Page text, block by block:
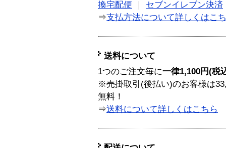
換宅配便
セブンイレブン決済
⇒支払方法について詳しくはこ
送料について
1つのご注文毎に一律1,100円(税
※売掛取引(後払い)のお客様は
無料！
⇒送料について詳しくはこちら